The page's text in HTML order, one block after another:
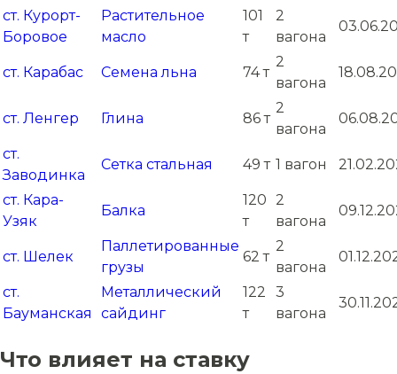
ст. Курорт-
Боровое
Растительное
масло
101
т
2
вагона
ст. Карабас Семена льна 74 т
2
вагона
ст. Ленгер Глина 86 т
2
вагона
ст.
Заводинка
Сетка стальная 49 т 1 вагон
ст. Кара-
Узяк
Балка
120
т
2
вагона
ст. Шелек
Паллетированные
грузы
62 т
2
вагона
ст.
Бауманская
Металлический
сайдинг
122
т
3
вагона
Что влияет на ставку